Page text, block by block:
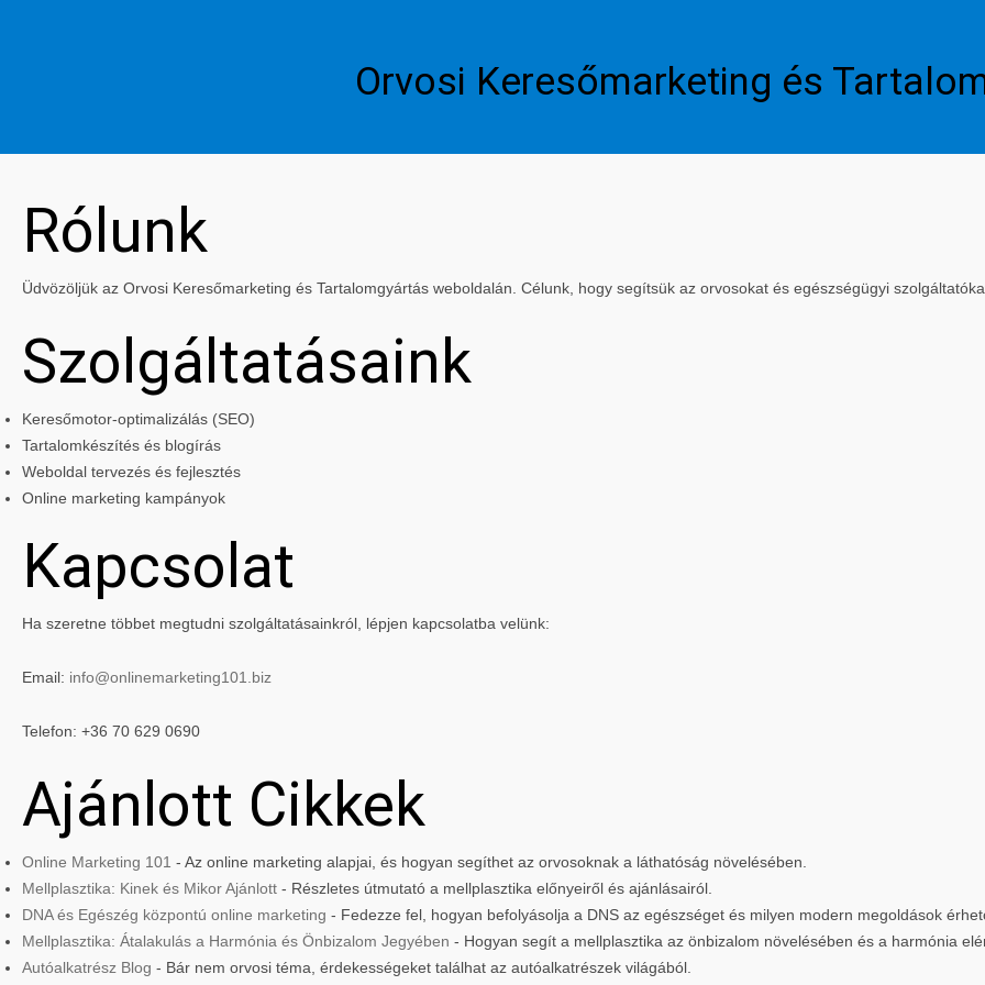
Orvosi Keresőmarketing és
Rólunk
Üdvözöljük az Orvosi Keresőmarketing és Tartalomgyártás weboldalán. Célunk, hogy segítsük az orvosokat és egészségügyi
Szolgáltatásaink
Keresőmotor-optimalizálás (SEO)
Tartalomkészítés és blogírás
Weboldal tervezés és fejlesztés
Online marketing kampányok
Kapcsolat
Ha szeretne többet megtudni szolgáltatásainkról, lépjen kapcsolatba velünk:
Email: info@onlinemarketing101.biz
Telefon: +36 70 629 0690
Ajánlott Cikkek
Online Marketing 101 - Az online marketing alapjai, és hogyan segíthet az orvosoknak a láthatóság növelésében.
Mellplasztika: Kinek és Mikor Ajánlott - Részletes útmutató a mellplasztika előnyeiről és ajánlásairól.
DNA és Egészég központú online marketing - Fedezze fel, hogyan befolyásolja a DNS az egészséget és milyen modern megoldások
Mellplasztika: Átalakulás a Harmónia és Önbizalom Jegyében - Hogyan segít a mellplasztika az önbizalom növelésében és a harmónia
Autóalkatrész Blog - Bár nem orvosi téma, érdekességeket találhat az autóalkatrészek világából.